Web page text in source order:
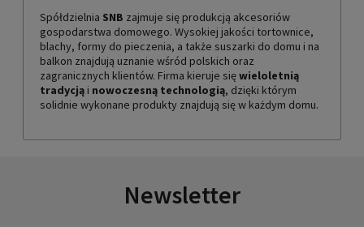
Spółdzielnia SNB zajmuje się produkcją akcesoriów
gospodarstwa domowego. Wysokiej jakości tortownice,
blachy, formy do pieczenia, a także suszarki do domu i na
balkon znajdują uznanie wśród polskich oraz
zagranicznych klientów. Firma kieruje sięwieloletnią
tradycją i nowoczesną technologią, dzięki którym
solidnie wykonane produkty znajdują się w każdym domu.
Newsletter